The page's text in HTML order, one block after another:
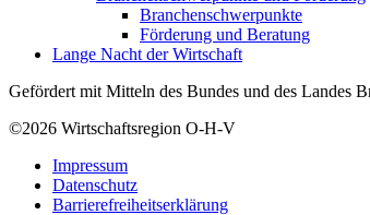
Branchenschwerpunkte
Förderung und Beratung
Lange Nacht der Wirtschaft
Gefördert mit Mitteln des Bundes und des Landes
©2026 Wirtschaftsregion O-H-V
Impressum
Datenschutz
Barrierefreiheitserklärung